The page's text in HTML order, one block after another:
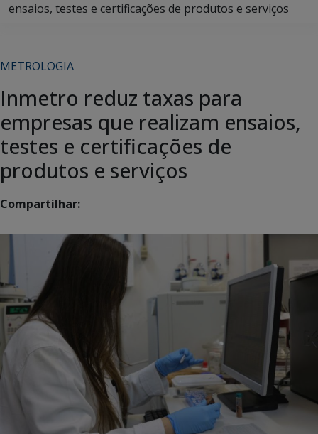
ensaios, testes e certificações de produtos e serviços
METROLOGIA
Inmetro reduz taxas para
empresas que realizam ensaios,
testes e certificações de
produtos e serviços
Compartilhar: